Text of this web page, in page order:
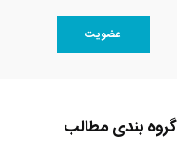
عضویت
گروه بندی مطالب